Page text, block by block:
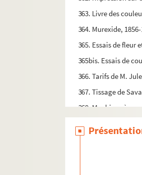
363. Livre des
364. Murexide,
365. Essais de fleur
365bis. Essais de
366. Tarifs de M.
367. Tissage de
368. Machines à